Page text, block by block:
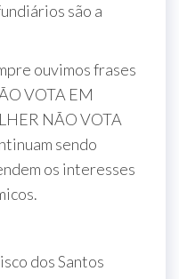
são a
ouvimos frases
VOTA EM
NÃO VOTA
sendo
os interesses
dos Santos